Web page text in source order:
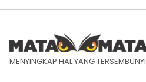
MENYINGKAP HAL YANG TERSEMBUNYI